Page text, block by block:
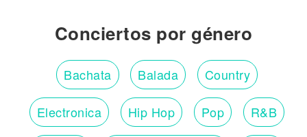
Conciertos por género
Bachata Balada Country
Electronica Hip Hop Pop R&B